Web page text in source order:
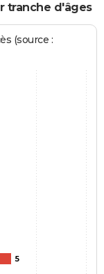
tranche d'âges
(source :
5